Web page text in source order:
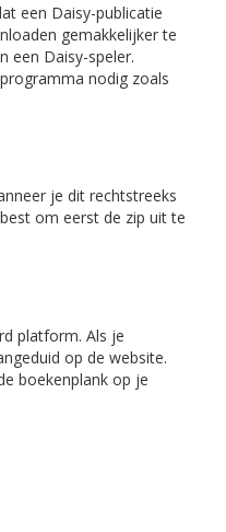
een Daisy-publicatie
gemakkelijker te
een Daisy-speler.
nodig zoals
je dit rechtstreeks
om eerst de zip uit te
platform. Als je
op de website.
boekenplank op je